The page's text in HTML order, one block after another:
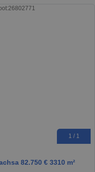
1 / 1
82.750 € 3310 m²